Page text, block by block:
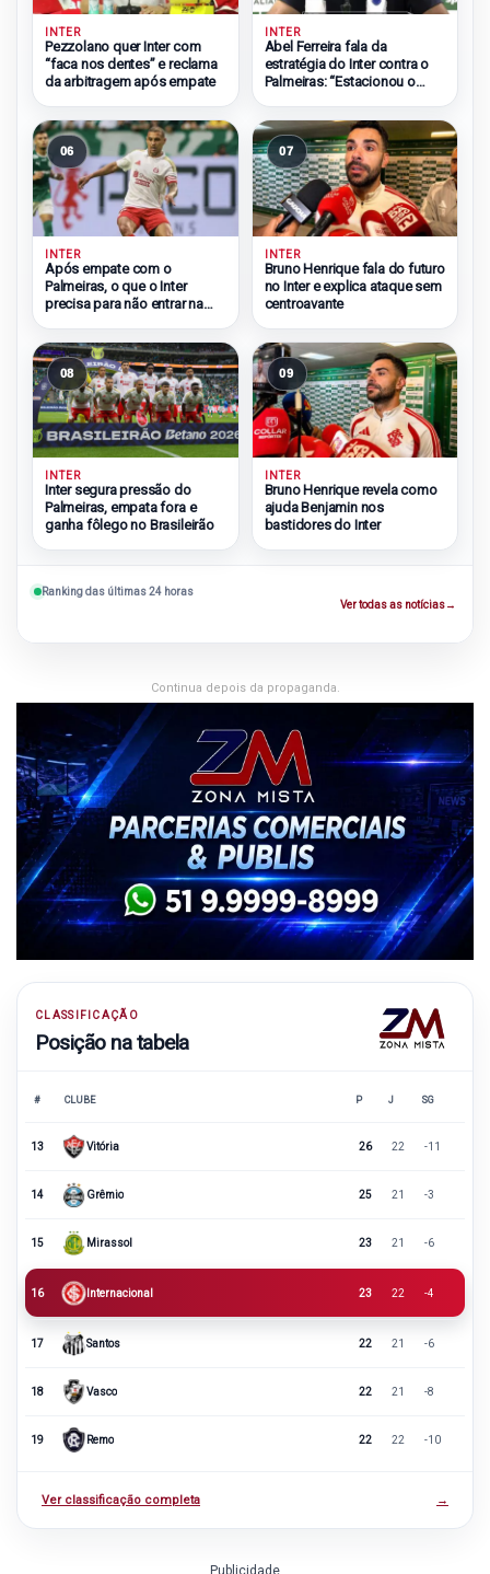
INTER
Pezzolano quer Inter com
“faca nos dentes” e reclama
da arbitragem após empate
INTER
Abel Ferreira fala da
estratégia do Inter contra o
Palmeiras: “Estacionou o
06
INTER
Após empate com o
Palmeiras, o que o Inter
precisa para não entrar na
07
INTER
Bruno Henrique fala do futuro
no Inter e explica ataque sem
centroavante
08
INTER
Inter segura pressão do
Palmeiras, empata fora e
ganha fôlego no Brasileirão
09
INTER
Bruno Henrique revela como
ajuda Benjamin nos
bastidores do Inter
Ranking das últimas 24 horas
Ver todas as notícias→
Continua depois da propaganda.
CLASSIFICAÇÃO
Posição na tabela
# CLUBE P J SG
13 Vitória 26 22 -11
14 Grêmio 25 21 -3
15 Mirassol 23 21 -6
16 Internacional 23 22 -4
17 Santos 22 21 -6
18 Vasco 22 21 -8
19 Remo 22 22 -10
Ver classificação completa →